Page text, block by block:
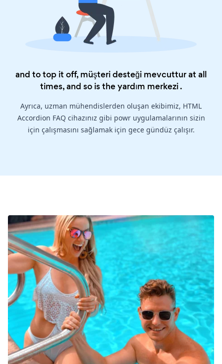
and to top it off, müşteri desteği mevcuttur at all
times, and so is theyardım merkezi.
Ayrıca, uzman mühendislerden oluşan ekibimiz, HTML
Accordion FAQ cihazınız gibi powr uygulamalarının sizin
için çalışmasını sağlamak için gece gündüz çalışır.